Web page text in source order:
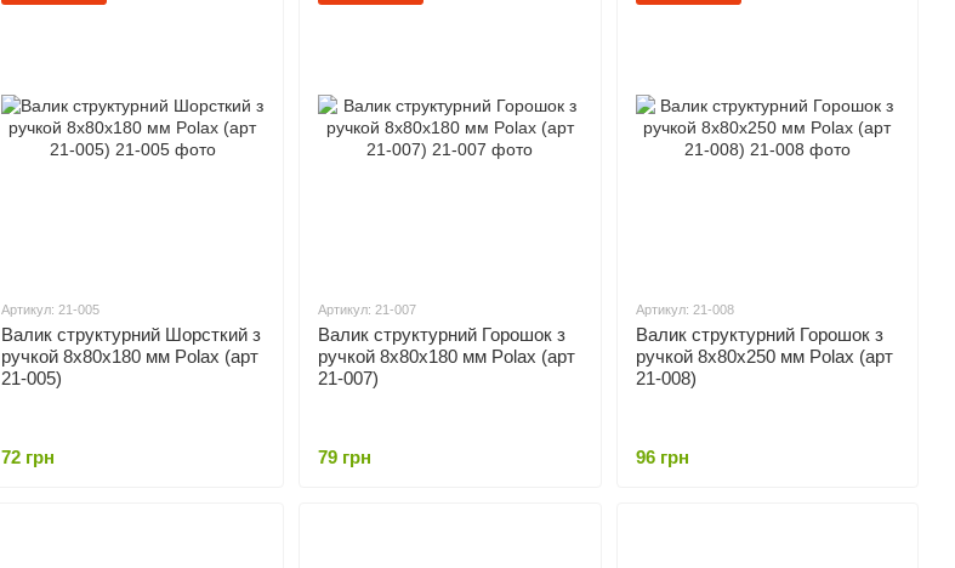
Артикул: 21-005
Валик структурний Шорсткий з
ручкой 8х80х180 мм Polax (арт
21-005)
72 грн
Артикул: 21-007
Валик структурний Горошок з
ручкой 8х80х180 мм Polax (арт
21-007)
79 грн
Артикул: 21-008
Валик структурний Горошок з
ручкой 8х80х250 мм Polax (арт
21-008)
96 грн